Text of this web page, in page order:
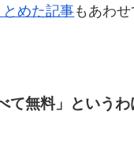
めた記事もあわ
て無料」という